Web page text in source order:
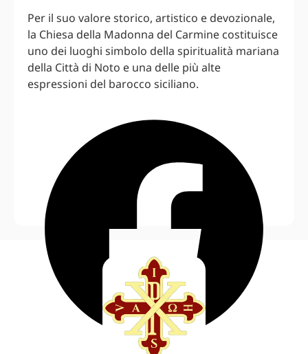
Per il suo valore storico, artistico e devozionale,
la Chiesa della Madonna del Carmine costituisce
uno dei luoghi simbolo della spiritualità mariana
della Città di Noto e una delle più alte
espressioni del barocco siciliano.